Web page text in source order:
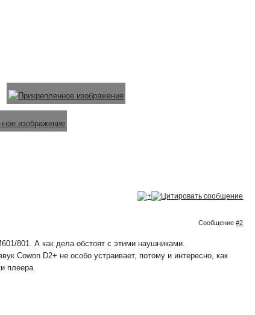
Сообщение#2
801. А как дела обстоят с этими наушниками.
Cowon D2+ не особо устраивает, потому и интересно, как
плеера.